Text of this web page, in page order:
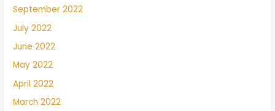
September 2022
July 2022
June 2022
May 2022
April 2022
March 2022